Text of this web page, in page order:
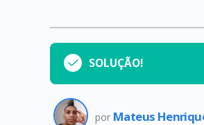
SOLUÇÃO!
por Mateus